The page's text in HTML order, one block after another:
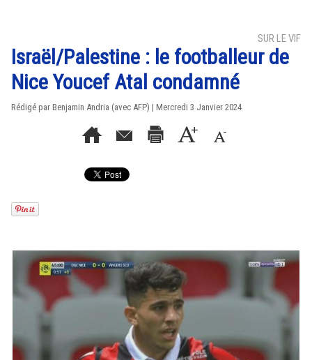
SUR LE VIF
Israël/Palestine : le footballeur de
Nice Youcef Atal condamné
Rédigé par Benjamin Andria (avec AFP) | Mercredi 3 Janvier 2024